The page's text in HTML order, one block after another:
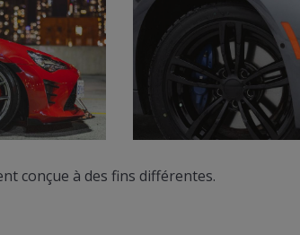
conçue à des fins différentes.